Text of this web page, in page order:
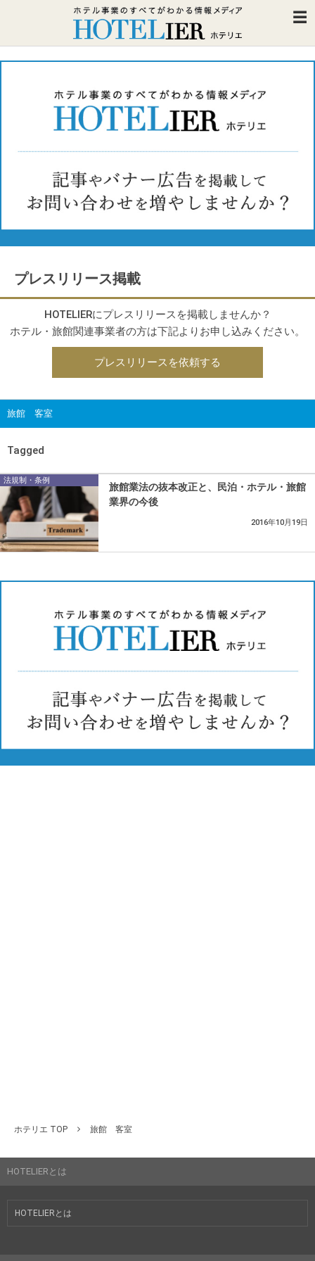
プレスリリース掲載
HOTELIERにプレスリリースを掲載しませんか？
ホテル・旅館関連事業者の方は下記よりお申し込みください。
プレスリリースを依頼する
旅館 客室
Tagged
法規制・条例
旅館業法の抜本改正と、民泊・ホテル・旅館
業界の今後
2016年10月19日
ホテリエ TOP 旅館 客室
HOTELIERとは
HOTELIERとは